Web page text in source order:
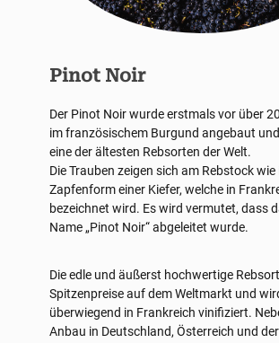
Pinot Noir
Der Pinot Noir wurde erstmals vor über
im französischem Burgund angebaut
eine der ältesten Rebsorten der Welt.
Die Trauben zeigen sich am Rebstock wie
Zapfenform einer Kiefer, welche in
bezeichnet wird. Es wird vermutet, dass
Name „Pinot Noir“ abgeleitet wurde.
Die edle und äußerst hochwertige
Spitzenpreise auf dem Weltmarkt und
überwiegend in Frankreich vinifiziert.
Anbau in Deutschland, Österreich und